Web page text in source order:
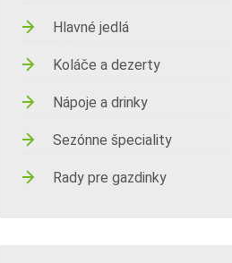
Hlavné jedlá
Koláče a dezerty
Nápoje a drinky
Sezónne špeciality
Rady pre gazdinky